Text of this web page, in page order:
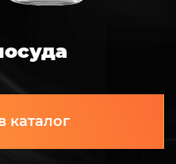
каталог